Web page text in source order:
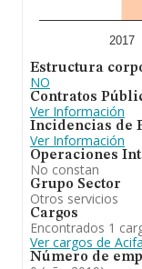
2017
Estructura
NO
Contratos
Ver Información
Incidencias de
Ver Información
Operaciones
No constan
Grupo Sector
Otros servicios
Cargos
Encontrados 1
Ver cargos de
Número de